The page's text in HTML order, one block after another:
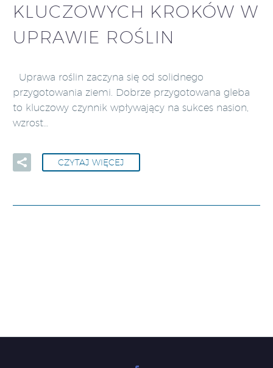
KLUCZOWYCH KROKÓW W
UPRAWIE ROŚLIN
Uprawa roślin zaczyna się od solidnego
przygotowania ziemi. Dobrze przygotowana gleba
to kluczowy czynnik wpływający na sukces nasion,
wzrost…
CZYTAJ WIĘCEJ